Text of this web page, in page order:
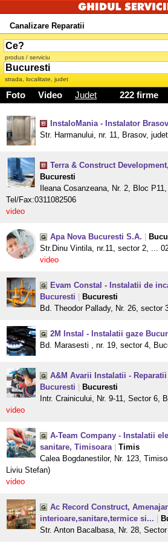
Canalizare Reparatii
produs / serviciu
strada, localitate, judet
Foto Video Judet 222 firme
InstaloMania - Instalator Brasov
Str. Harmanului, nr. 11, Brasov,
Terra & Construct
Bucuresti
Ileana Cosanzeana, Nr. 2, Bloc
Tel/Fax:0311082506
video
Apa Nova Bucuresti S.A.
Str.Dinu Vintila, nr.11, sector 2, ...
video
Evam Constal - Instalatii de
Bucuresti
Bucuresti
Bd. Theodor Pallady, Nr. 26, sector
2M Instal - Instalatii gaze
Bd. Marasesti , nr. 19, sector 4,
A&M Avarii Instalatii -
Bucuresti
Bucuresti
Intr. Crainicului, Nr. 9-11, Sector 6,
video
A-Team Company - Instalatii
sanitare, Timisoara
Timis
Calea Bogdanestilor, Nr. 123,
Liviu Stefan)
video
Ac Record Construct,
interioare,sanitare,termice si...
Str. Anton Bacalbasa, Nr. 28,